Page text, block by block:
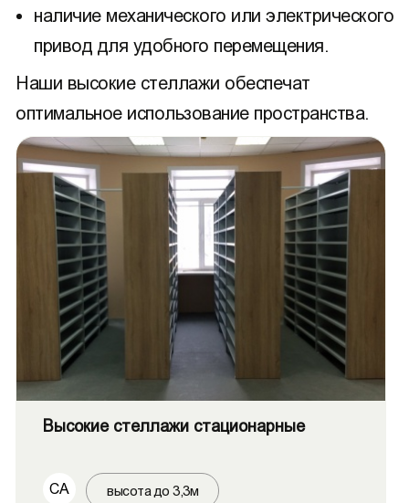
наличие механического или электрического
привод для удобного перемещения.
Наши высокие стеллажи обеспечат
оптимальное использование пространства.
Высокие стеллажи стационарные
СА
высота до 3,3м